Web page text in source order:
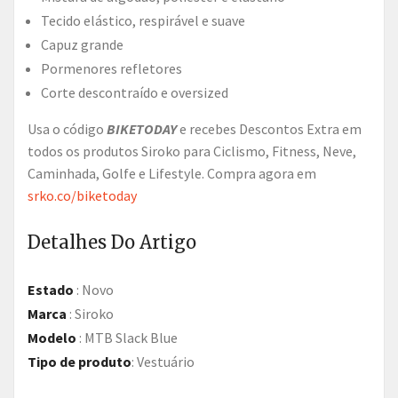
Tecido elástico, respirável e suave
Capuz grande
Pormenores refletores
Corte descontraído e oversized
Usa o código BIKETODAYe recebes Descontos Extra em
todos os produtos Siroko para Ciclismo, Fitness, Neve,
Caminhada, Golfe e Lifestyle. Compra agora em
srko.co/biketoday
Detalhes Do Artigo
Estado : Novo
Marca : Siroko
Modelo : MTB Slack Blue
Tipo de produto: Vestuário